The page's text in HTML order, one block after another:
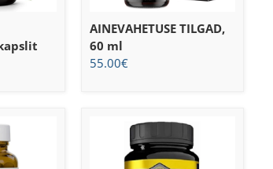
AINEVAHETUSE TILGAD,
60 ml
55.00€